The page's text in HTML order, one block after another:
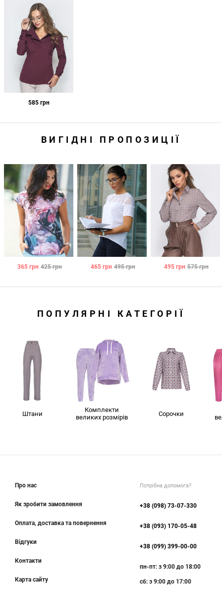
585 грн
ВИГІДНІ ПРОПОЗИЦІЇ
365 грн 425 грн 465 грн 495 грн 495 грн 575 грн
ПОПУЛЯРНІ КАТЕГОРІЇ
Штани
Комплекти
великих розмірів
Сорочки
Про нас
Як зробити замовлення
Оплата, доставка та повернення
Відгуки
Контакти
Карта сайту
Потрібна допомога?
+38 (098) 73-07-330
+38 (093) 170-05-48
+38 (099) 399-00-00
пн-пт: з 9:00 до 18:00
сб: з 9:00 до 17:00